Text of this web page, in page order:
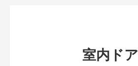
室内ドア